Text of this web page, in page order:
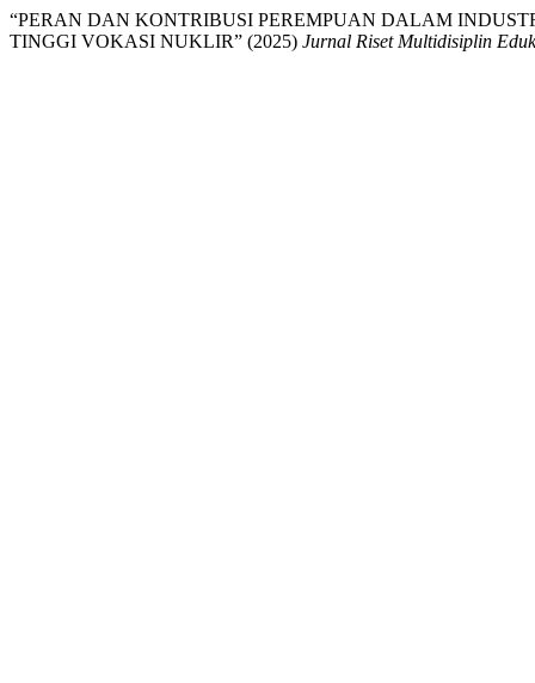
“PERAN DAN KONTRIBUSI PEREMPUAN DALAM
TINGGI VOKASI NUKLIR” (2025) Jurnal Riset Multidisiplin